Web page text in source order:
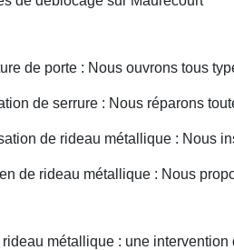
de porte : Nous ouvrons tous
de serrure : Nous réparons
de rideau métallique : Nous
de rideau métallique : Nous
métallique : une